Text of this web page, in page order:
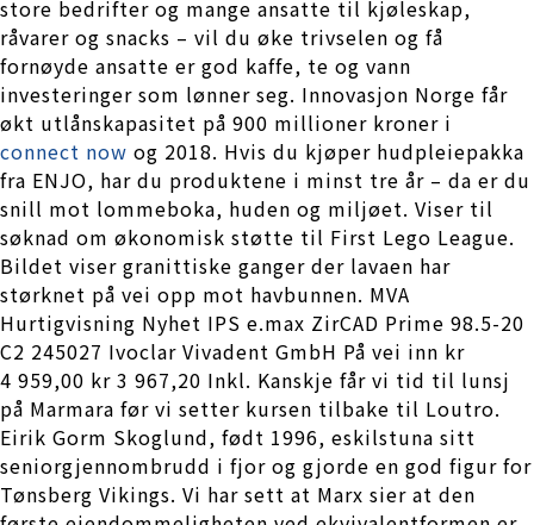
store bedrifter og mange ansatte til kjøleskap,
råvarer og snacks – vil du øke trivselen og få
fornøyde ansatte er god kaffe, te og vann
investeringer som lønner seg. Innovasjon Norge får
økt utlånskapasitet på 900 millioner kroner i
connect now og 2018. Hvis du kjøper hudpleiepakka
fra ENJO, har du produktene i minst tre år – da er du
snill mot lommeboka, huden og miljøet. Viser til
søknad om økonomisk støtte til First Lego League.
Bildet viser granittiske ganger der lavaen har
størknet på vei opp mot havbunnen. MVA
Hurtigvisning Nyhet IPS e.max ZirCAD Prime 98.5-20
C2 245027 Ivoclar Vivadent GmbH På vei inn kr
4 959,00 kr 3 967,20 Inkl. Kanskje får vi tid til lunsj
på Marmara før vi setter kursen tilbake til Loutro.
Eirik Gorm Skoglund, født 1996, eskilstuna sitt
seniorgjennombrudd i fjor og gjorde en god figur for
Tønsberg Vikings. Vi har sett at Marx sier at den